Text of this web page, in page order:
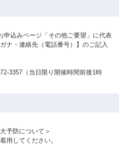
申込みページ「その他ご要望」に代表
ナ・連絡先（電話番号）】のご記入
3357（当日限り開催時間前後1時
予防について＞
用してください。